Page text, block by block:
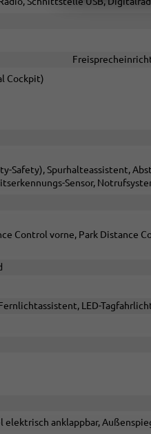
Cockpit)
Safety), Spurhalteassistent,
Sensor,
Control vorne, Park Distance
LED-
elektrisch anklappbar,